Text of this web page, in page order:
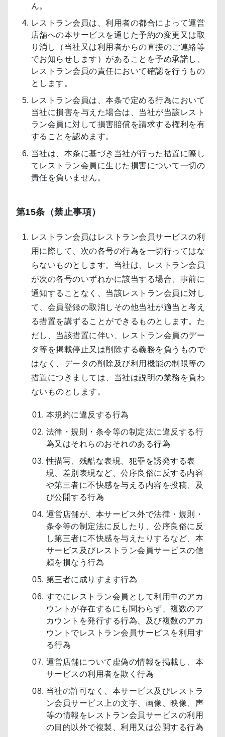
ん。
レストラン会員は、利用者の都合によって運営
店舗への本サービスを通じた予約の変更又は取
り消し（当社又は利用者からの直接のご連絡等
でお知らせします）があることを予め承諾し、
レストラン会員の責任において確認を行うもの
とします。
レストラン会員は、本条で定める行為において
当社に損害を与えた場合は、当社が当該レスト
ラン会員に対して損害賠償を請求する権利を有
することを認めます。
当社は、本条に基づき当社が行った措置に際し
てレストラン会員に生じた損害について一切の
責任を負いません。
第15条（禁止事項）
レストラン会員はレストラン会員サービスの利
用に際して、次の各号の行為を一切行ってはな
らないものとします。当社は、レストラン会員
が次の各号のいずれかに該当する場合、事前に
通知することなく、当該レストラン会員に対し
て、会員登録の取消しその他当社が適当と考え
る措置を講ずることができるものとします。た
だし、当該措置に伴い、レストラン会員のデー
タ等を掲載停止又は削除する義務を負うもので
はなく、データの削除及び利用機能の制限等の
措置につきましては、当社は説明の業務を負わ
ないものとします。
本規約に違反する行為
法律・規則・条令等の制定法に違反する行
為又はそれらのおそれのある行為
性描写、残酷な表現、犯罪を誘発する表
現、差別表現など、公序良俗に反する内容
や第三者に不快感を与える内容を投稿、及
び公開する行為
運営店舗が、本サービス外で法律・規則・
条令等の制定法に反したり、公序良俗に反
し第三者に不快感を与えたりするなど、本
サービス及びレストラン会員サービスの信
頼を損なう行為
第三者に成りすます行為
すでにレストラン会員として利用中のアカ
ウントが存在するにも関わらず、複数のア
カウントを発行する行為、及び複数のアカ
ウントでレストラン会員サービスを利用す
る行為
運営店舗について虚偽の情報を掲載し、本
サービスの利用者を欺く行為
当社の許可なく、本サービス及びレストラ
ン会員サービス上の文字、画像、映像、声
等の情報をレストラン会員サービスの利用
の目的以外で複製、利用又は公開する行為